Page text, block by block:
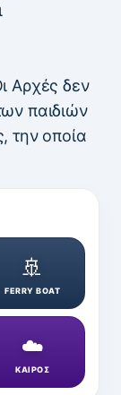
Αρχές δεν
παιδιών
την οποία
🚢
FERRY BOAT
☁️
ΚΑΙΡΟΣ